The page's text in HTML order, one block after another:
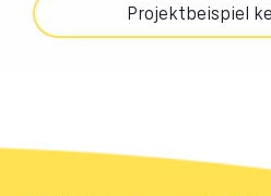
Projektbeispiel